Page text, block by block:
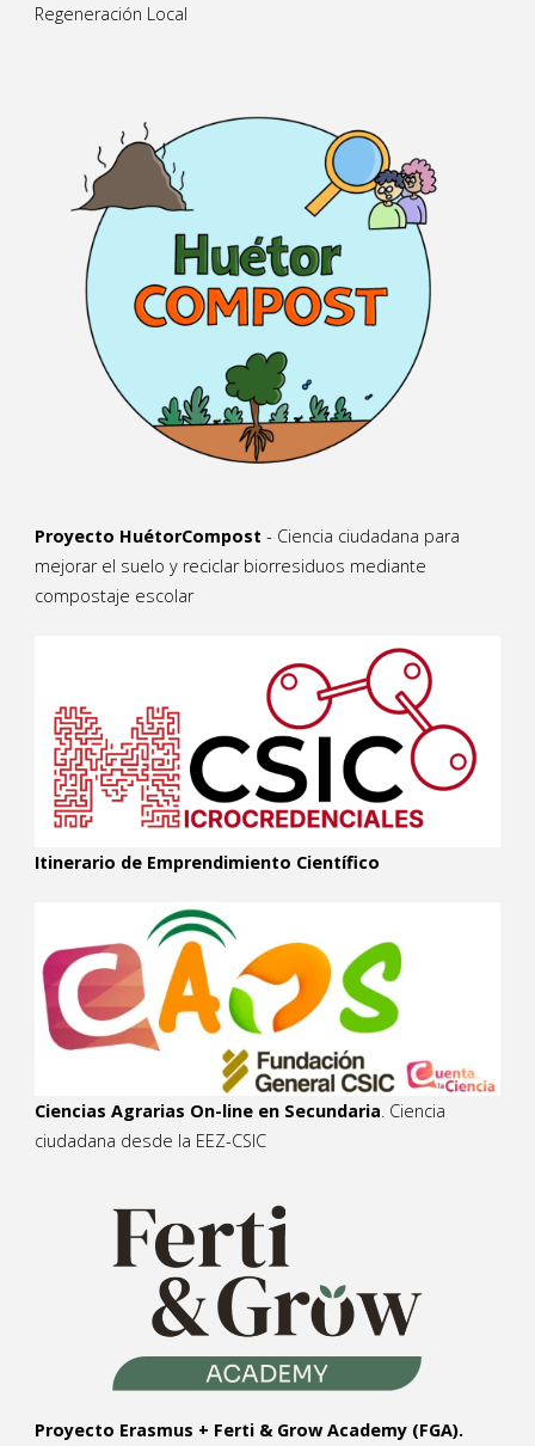
Regeneración Local
Proyecto HuétorCompost - Ciencia ciudadana para
mejorar el suelo y reciclar biorresiduos mediante
compostaje escolar
Itinerario de Emprendimiento Científico
Ciencias Agrarias On-line en Secundaria. Ciencia
ciudadana desde la EEZ-CSIC
Proyecto Erasmus + Ferti & Grow Academy (FGA).